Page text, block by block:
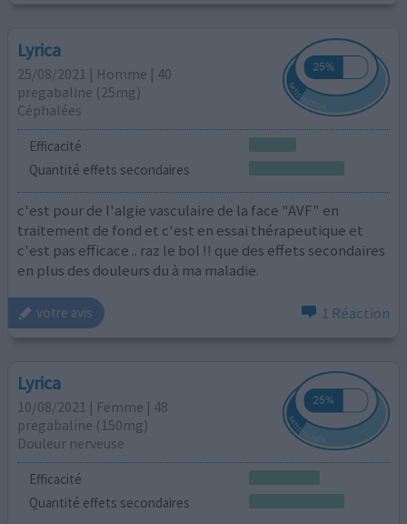
Lyrica
25/08/2021 | Homme | 40
pregabaline (25mg)
Céphalées
Efficacité
Quantité effets secondaires
c'est pour de l'algie vasculaire de la face "AVF" en
traitement de fond et c'est en essai thérapeutique et
c'est pas efficace .. raz le bol !! que des effets secondaires
en plus des douleurs du à ma maladie.
votre avis 1 Réaction
Lyrica
10/08/2021 | Femme | 48
pregabaline (150mg)
Douleur nerveuse
Efficacité
Quantité effets secondaires